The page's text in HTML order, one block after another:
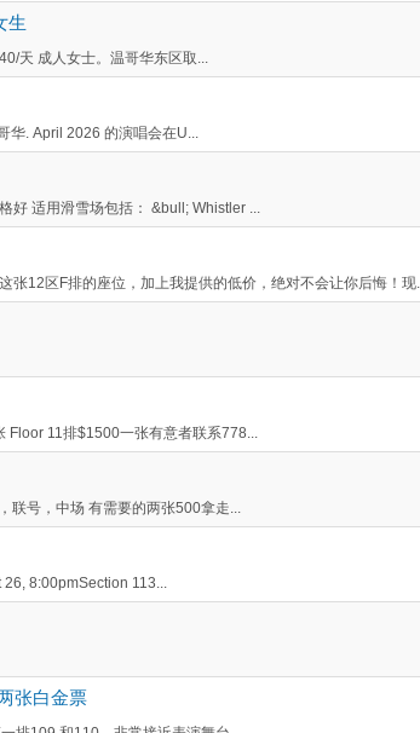
生
天 成人女士。温哥华东区取...
. April 2026 的演唱会在U...
适用滑雪场包括： &bull; Whistler ...
张12区F排的座位，加上我提供的低价，绝对不会让你后悔！现...
11排$1500一张有意者联系778...
号，中场 有需要的两张500拿走...
8:00pmSection 113...
张白金票